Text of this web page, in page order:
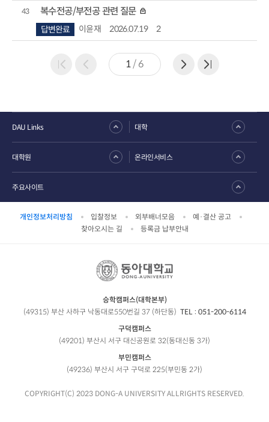
43 복수전공/부전공 관련 질문
답변완료 이윤재 2026.07.19 2
1/6
개인정보처리방침 입찰정보 외부배너모음
예·결산 공고
찾아오시는 길
등록금 납부안내
DAU Links 대학
대학원 온라인서비스
주요사이트
승학캠퍼스(대학본부)
(49315) 부산 사하구 낙동대로550번길 37 (하단동) TEL : 051-200-6114
구덕캠퍼스
(49201) 부산시 서구 대신공원로 32(동대신동 3가)
부민캠퍼스
(49236) 부산시 서구 구덕로 225(부민동 2가)
COPYRIGHT(C) 2023 DONG-A UNIVERSITY ALLRIGHTS RESERVED.